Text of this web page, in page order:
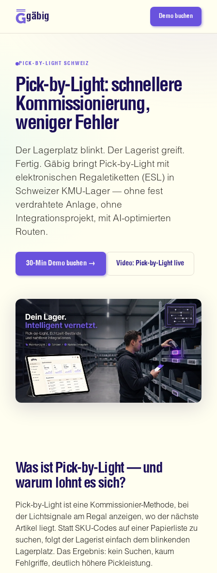
gäbig Demo buchen
PICK-BY-LIGHT SCHWEIZ
Pick-by-Light: schnellere
Kommissionierung,
weniger Fehler
Der Lagerplatz blinkt. Der Lagerist greift.
Fertig. Gäbig bringt Pick-by-Light mit
elektronischen Regaletiketten (ESL) in
Schweizer KMU-Lager — ohne fest
verdrahtete Anlage, ohne
Integrationsprojekt, mit AI-optimierten
Routen.
30-Min Demo buchen → Video: Pick-by-Light live
Was ist Pick-by-Light — und
warum lohnt es sich?
Pick-by-Light ist eine Kommissionier-Methode, bei
der Lichtsignale am Regal anzeigen, wo der nächste
Artikel liegt. Statt SKU-Codes auf einer Papierliste zu
suchen, folgt der Lagerist einfach dem blinkenden
Lagerplatz. Das Ergebnis: kein Suchen, kaum
Fehlgriffe, deutlich höhere Pickleistung.